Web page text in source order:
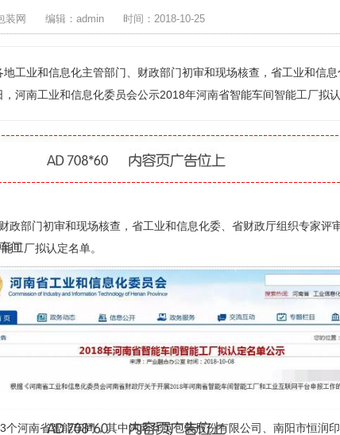
装网 编辑：admin 时间：2018-10-25
地工业和信息化主管部门、财政部门初审和现场核查，省工业和信
河南工业和信息化委员会公示2018年河南省智能车间智能工厂拟认
政部门初审和现场核查，省工业和信息化委、省财政厅组织专家评
工厂拟认定名单。
南省智能车间，其中河南华英包装股份有限公司、南阳市恒润
间